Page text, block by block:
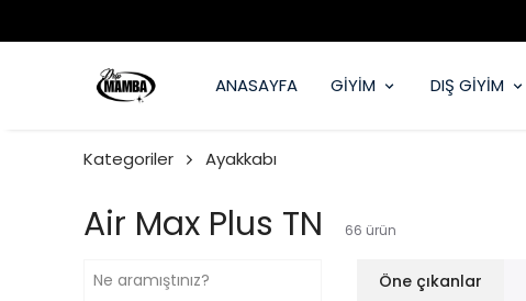
ANASAYFA GİYİM DIŞ GİYİM
Kategoriler Ayakkabı
Air Max Plus TN 66 ürün
Öne çıkanlar